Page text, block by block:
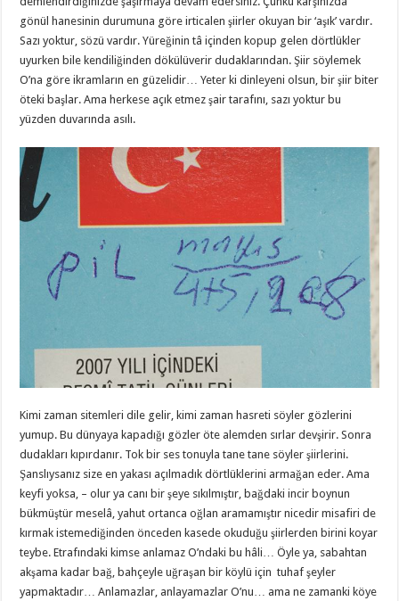
gönül hanesinin durumuna göre irticalen şiirler okuyan bir ‘aşık’ vardır.
Sazı yoktur, sözü vardır. Yüreğinin tâ içinden kopup gelen dörtlükler
uyurken bile kendiliğinden dökülüverir dudaklarından. Şiir söylemek
O’na göre ikramların en güzelidir… Yeter ki dinleyeni olsun, bir şiir biter
öteki başlar. Ama herkese açık etmez şair tarafını, sazı yoktur bu
yüzden duvarında asılı.
Kimi zaman sitemleri dile gelir, kimi zaman hasreti söyler gözlerini
yumup. Bu dünyaya kapadığı gözler öte alemden sırlar devşirir. Sonra
dudakları kıpırdanır. Tok bir ses tonuyla tane tane söyler şiirlerini.
Şanslıysanız size en yakası açılmadık dörtlüklerini armağan eder. Ama
keyfi yoksa, – olur ya canı bir şeye sıkılmıştır, bağdaki incir boynun
bükmüştür meselâ, yahut ortanca oğlan aramamıştır nicedir misafiri de
kırmak istemediğinden önceden kasede okuduğu şiirlerden birini koyar
teybe. Etrafındaki kimse anlamaz O’ndaki bu hâli… Öyle ya, sabahtan
akşama kadar bağ, bahçeyle uğraşan bir köylü için tuhaf şeyler
yapmaktadır… Anlamazlar, anlayamazlar O’nu… ama ne zamanki köye